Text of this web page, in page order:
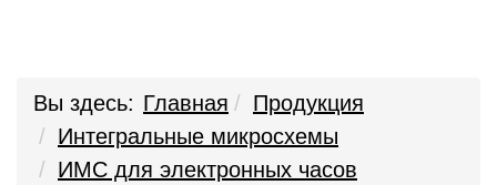
Вы здесь: Главная
Продукция
Интегральные микросхемы
ИМС для электронных часов